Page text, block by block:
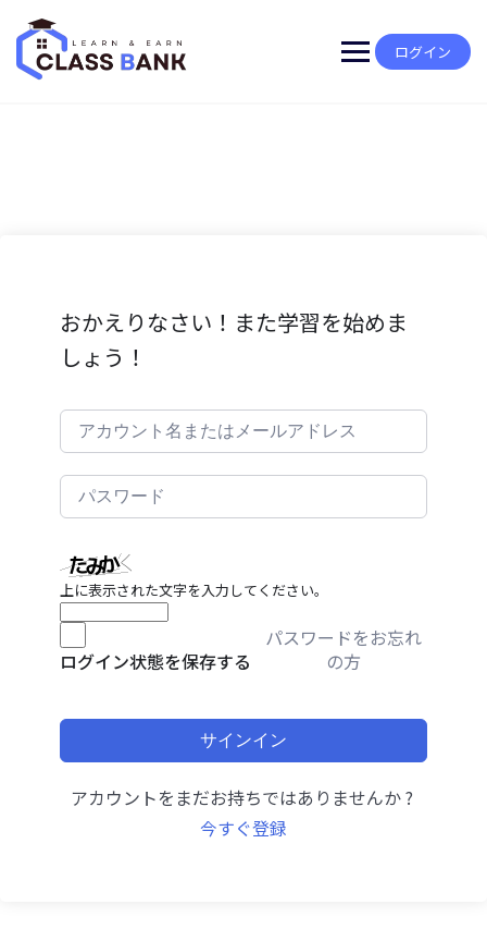
content
ログイン
おかえりなさい！また学習を始めま
しょう！
上に表示された文字を入力してください。
ログイン状態を保存する
パスワードをお忘れ
の方
サインイン
アカウントをまだお持ちではありませんか ?
今すぐ登録